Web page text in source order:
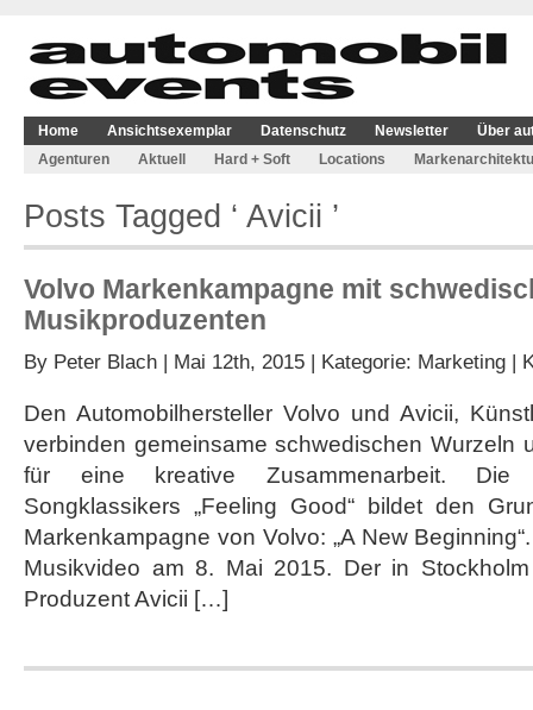
Home Ansichtsexemplar Datenschutz Newsletter
Über
Agenturen
Aktuell Hard + Soft Locations
Posts Tagged ‘ Avicii ’
Volvo Markenkampagne mit
Musikproduzenten
By Peter Blach | Mai 12th, 2015 | Kategorie: Marketing |
Den Automobilhersteller Volvo und Avicii,
verbinden gemeinsame schwedischen Wurzeln
für eine kreative Zusammenarbeit. Die
Songklassikers „Feeling Good“ bildet den
Markenkampagne von Volvo: „A New
Musikvideo am 8. Mai 2015. Der in
Produzent Avicii […]